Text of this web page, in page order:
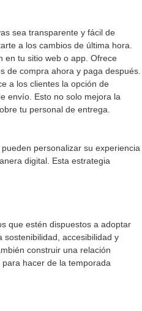
sea transparente y fácil de
a los cambios de última hora.
en tu sitio web o app. Ofrece
de compra ahora y paga después.
a los clientes la opción de
envío. Esto no solo mejora la
tu personal de entrega.
personalizar su experiencia
digital. Esta estrategia
que estén dispuestos a adoptar
sostenibilidad, accesibilidad y
construir una relación
hacer de la temporada